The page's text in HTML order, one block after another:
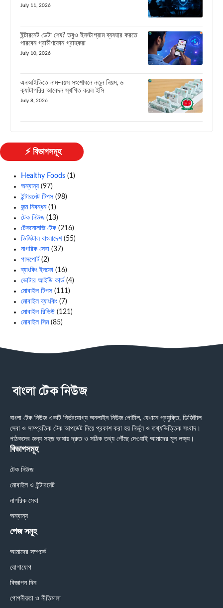
July 11, 2026
ইন্টারনেট ডেটা শেষ? তবুও ইনস্টাগ্রাম ব্যবহার করতে
পারবেন গ্রামীণফোন গ্রাহকরা
July 10, 2026
এনআইডিতে নাম-বয়স সংশোধনে নতুন নিয়ম, ৬
ক্যাটাগরির আবেদন স্থগিত করল ইসি
July 8, 2026
⚡ বিভাগসমূহ
Healthy Foods (1)
অন্যান্য (97)
ইন্টারনেট টিপস (98)
জন্ম নিবন্ধন(1)
টেক নিউজ(13)
টেকনোলজি টেক (216)
ডিজিটাল বাংলাদেশ(55)
নাগরিক সেবা (37)
পাসপোর্ট (2)
ব্যাংকিং ইনফো (16)
ভোটার আইডি কার্ড (4)
মোবাইল টিপস (111)
মোবাইল ব্যাংকিং (7)
মোবাইল রিভিউ (121)
মোবাইল সিম(85)
বাংলা টেক নিউজ একটি নির্ভরযোগ্য অনলাইন নিউজ পোর্টাল, যেখানে প্রযুক্তি, ডিজিটাল
সেবা ও সাম্প্রতিক টেক আপডেট নিয়ে প্রকাশ করা হয় নির্ভুল ও তথ্যভিত্তিক সংবাদ।
পাঠকদের জন্য সহজ ভাষায় দ্রুত ও সঠিক তথ্য পৌঁছে দেওয়াই আমাদের মূল লক্ষ্য।
বিভাগসমূহ
টেক নিউজ
মোবাইল ও ইন্টারনেট
নাগরিক সেবা
অন্যান্য
পেজ সমূহ
আমাদের সম্পর্কে
যোগাযোগ
বিজ্ঞাপন দিন
গোপনীয়তা ও নীতিমালা